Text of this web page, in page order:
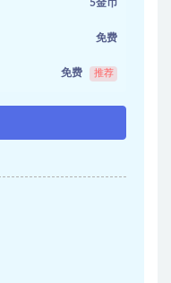
5金币
免费
免费 推荐